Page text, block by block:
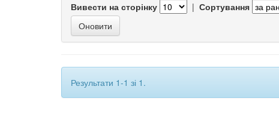
Вивести на сторінку | Сортування
Результати 1-1 зі 1.